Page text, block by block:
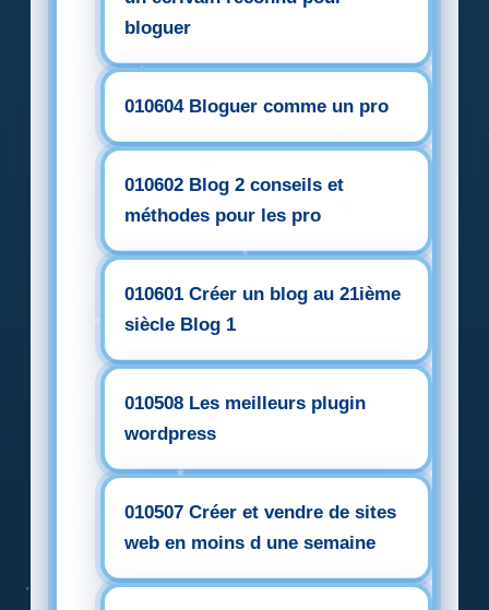
bloguer
010604 Bloguer comme un pro
010602 Blog 2 conseils et
méthodes pour les pro
010601 Créer un blog au 21ième
siècle Blog 1
010508 Les meilleurs plugin
wordpress
010507 Créer et vendre de sites
web en moins d une semaine